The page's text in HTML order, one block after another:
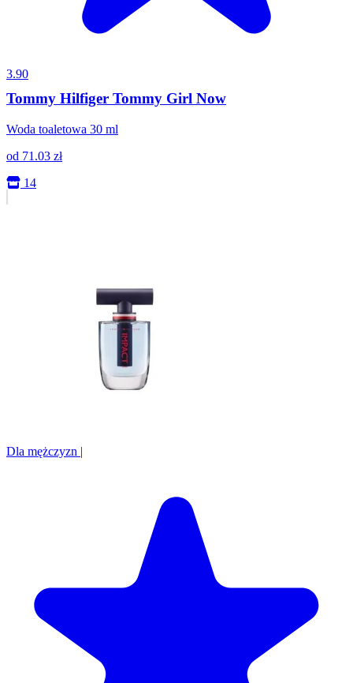
3.90
Tommy Hilfiger Tommy Girl Now
Woda toaletowa 30 ml
od 71.03 zł
14
Dla mężczyzn |